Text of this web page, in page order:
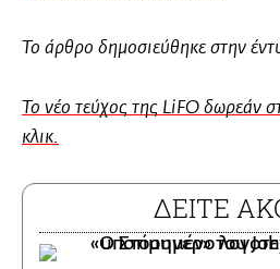
Το άρθρο δημοσιεύθηκε στην
Το νέο τεύχος της LiFO δωρεάν
κλικ.
ΔΕΙΤΕ